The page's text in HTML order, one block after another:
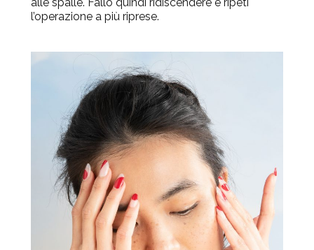
alle spalle. Fallo quindi ridiscendere e ripeti
l’operazione a più riprese.